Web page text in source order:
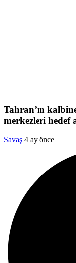
Tahran’ın
merkezleri hedef
Savaş 4 ay önce